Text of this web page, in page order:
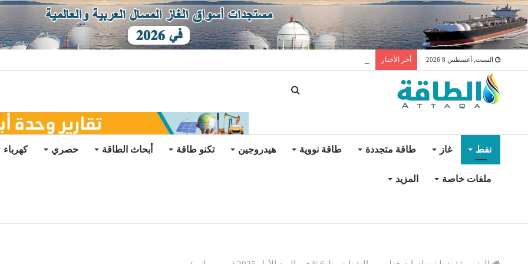
السبت, أغسطس 8 2026 أخر الأخبار
نفط غاز طاقة متجددة طاقة نووية هيدروجين تكنو طاقة أبحاث الطاقة حصري كهرباء
ملفات خاصة المزيد